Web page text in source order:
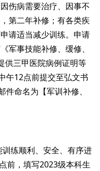
因伤病需要治疗、因事不
第二年补修；有各类疾
请适当减少训练。申请
军事技能补修、缓修、
供三甲医院病例证明等
午12点前提交至弘文书
命名为【军训补修、
练顺利、安全、有序进
前， 填写2023级本科生